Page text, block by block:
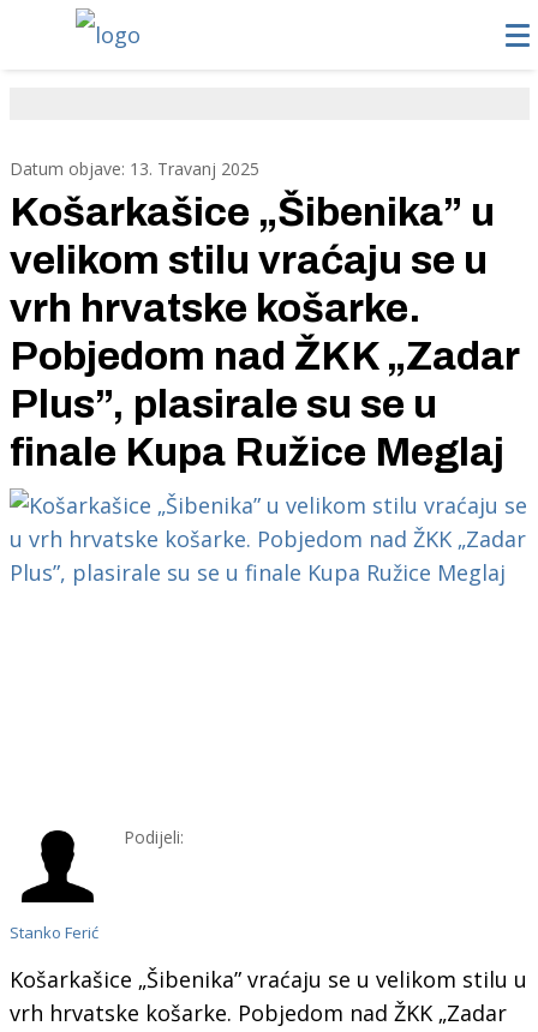
Datum objave: 13. Travanj 2025
Košarkašice „Šibenika” u
velikom stilu vraćaju se u
vrh hrvatske košarke.
Pobjedom nad ŽKK „Zadar
Plus”, plasirale su se u
finale Kupa Ružice Meglaj
Stanko Ferić
Podijeli:
Košarkašice „Šibenika” vraćaju se u velikom stilu u
vrh hrvatske košarke. Pobjedom nad ŽKK „Zadar